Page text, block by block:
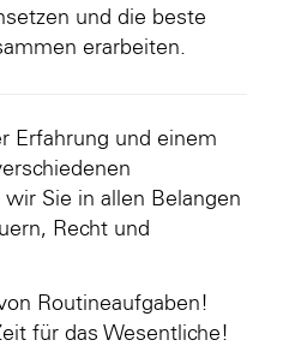
und die beste
erarbeiten.
Erfahrung und einem
Sie in allen Belangen
Recht und
Routineaufgaben!
für das Wesentliche!